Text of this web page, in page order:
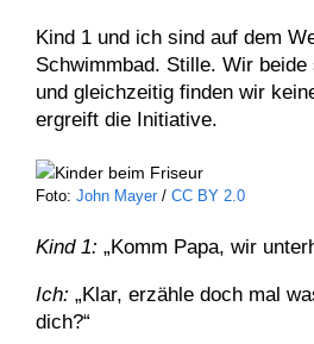
Kind 1 und ich sind auf dem
Schwimmbad. Stille. Wir beide
und gleichzeitig finden wir
ergreift die Initiative.
Foto: John Mayer/ CC BY 2.0
Kind 1: „Komm Papa, wir
Ich: „Klar, erzähle doch mal
dich?“